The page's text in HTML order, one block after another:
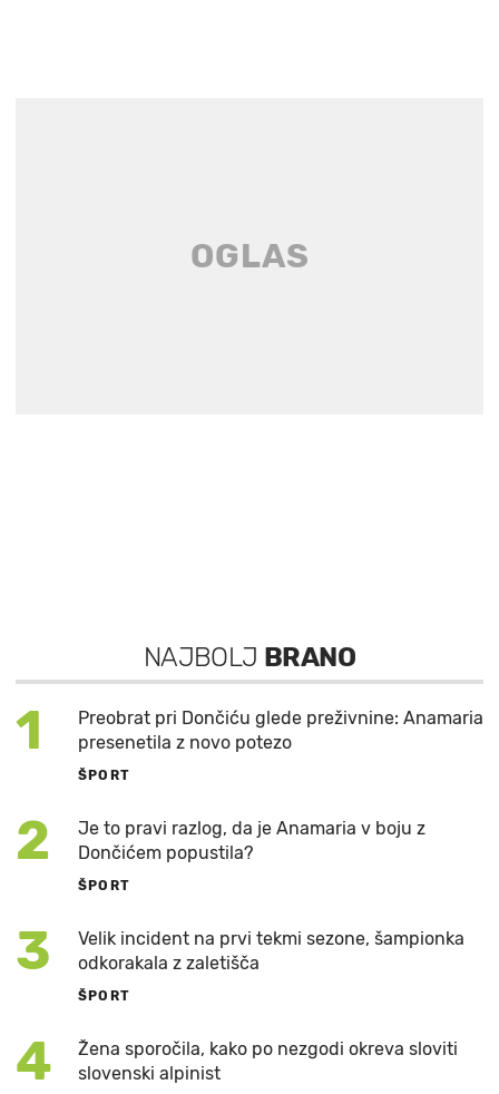
NAJBOLJ BRANO
1
Preobrat pri Dončiću glede preživnine: Anamaria
presenetila z novo potezo
ŠPORT
2
Je to pravi razlog, da je Anamaria v boju z
Dončićem popustila?
ŠPORT
3
Velik incident na prvi tekmi sezone, šampionka
odkorakala z zaletišča
ŠPORT
4
Žena sporočila, kako po nezgodi okreva sloviti
slovenski alpinist